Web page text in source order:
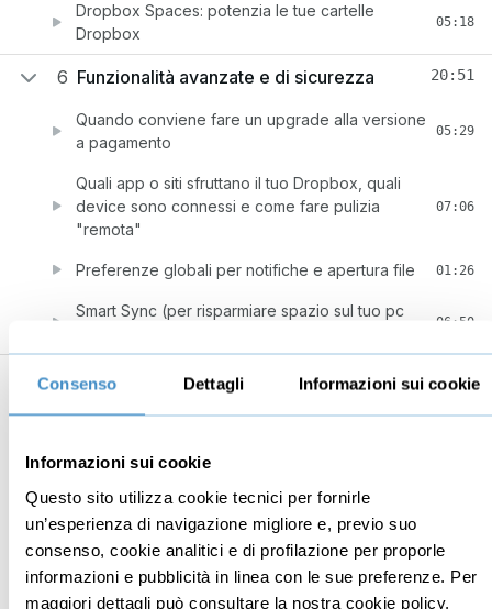
Consenso Dettagli Informazioni sui cookie
Informazioni sui cookie
Questo sito utilizza cookie tecnici per fornirle
un’esperienza di navigazione migliore e, previo suo
consenso, cookie analitici e di profilazione per proporle
informazioni e pubblicità in linea con le sue preferenze. Per
maggiori dettagli può consultare la nostra cookie policy,
Dropbox Spaces: potenzia le tue cartelle
Dropbox
05:18
6 Funzionalità avanzate e di sicurezza 20:51
Quando conviene fare un upgrade alla versione
a pagamento
05:29
Quali app o siti sfruttano il tuo Dropbox, quali
device sono connessi e come fare pulizia
"remota"
07:06
Preferenze globali per notifiche e apertura file 01:26
Smart Sync (per risparmiare spazio sul tuo pc
06:50
7 Usare Dropbox su dispositivi mobile 27:14
Installazione e Configurazione su Android e iOS 03:24
Sincronizzazione selettiva anche da mobile?
Creare o modificare documenti da App
Scansione e creazione rapida di PDF
Bloccare l'accesso indesiderato e rimuovere i
contenuti